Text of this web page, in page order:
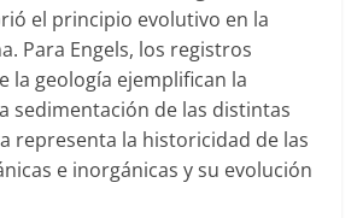
el principio evolutivo en la
Para Engels, los registros
la geología ejemplifican la
sedimentación de las distintas
representa la historicidad de las
e inorgánicas y su evolución